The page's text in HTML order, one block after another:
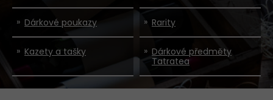
Dárkové poukazy Rarity
Kazety a tašky
Dárkové předměty
Tatratea